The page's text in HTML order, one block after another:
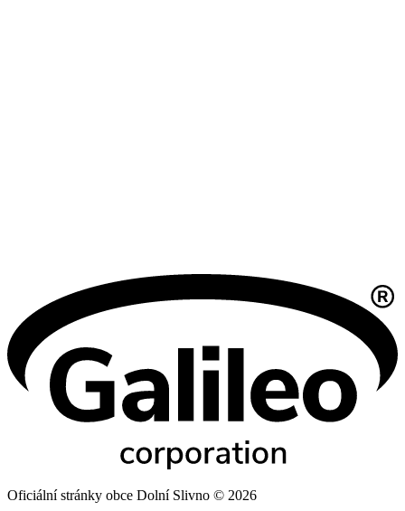
Oficiální stránky obce Dolní Slivno © 2026